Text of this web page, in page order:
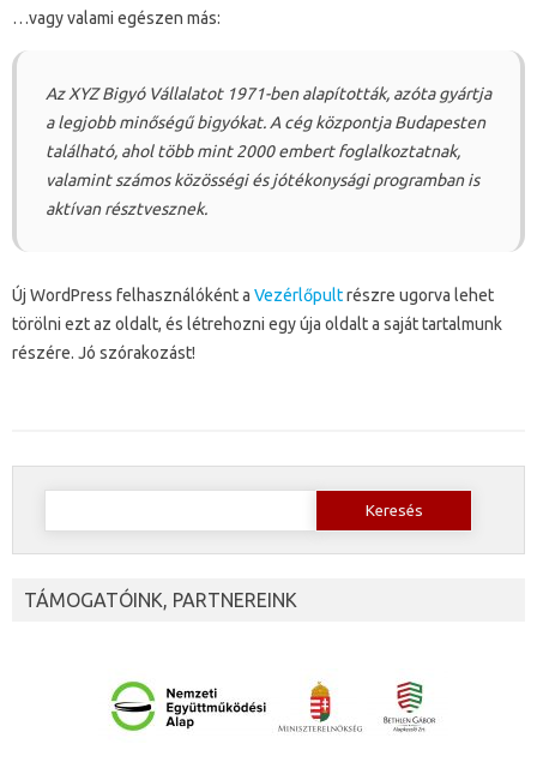
…vagy valami egészen más:
Az XYZ Bigyó Vállalatot 1971-ben alapították, azóta gyártja
a legjobb minőségű bigyókat. A cég központja Budapesten
található, ahol több mint 2000 embert foglalkoztatnak,
valamint számos közösségi és jótékonysági programban is
aktívan résztvesznek.
Új WordPress felhasználóként a Vezérlőpultrészre ugorva lehet
törölni ezt az oldalt, és létrehozni egy úja oldalt a saját tartalmunk
részére. Jó szórakozást!
Keresés:
TÁMOGATÓINK, PARTNEREINK